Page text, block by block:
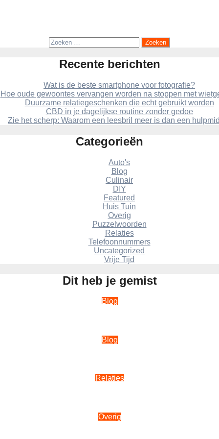
Zoeken
naar:
Recente berichten
Wat is de beste smartphone voor fotografie?
Hoe oude gewoontes vervangen worden na stoppen met
Duurzame relatiegeschenken die echt gebruikt worden
CBD in je dagelijkse routine zonder gedoe
Zie het scherp: Waarom een leesbril meer is dan een
Categorieën
Auto's
Blog
Culinair
DIY
Featured
Huis Tuin
Overig
Puzzelwoorden
Relaties
Telefoonnummers
Uncategorized
Vrije Tijd
Dit heb je gemist
Blog
Blog
Relaties
Overig